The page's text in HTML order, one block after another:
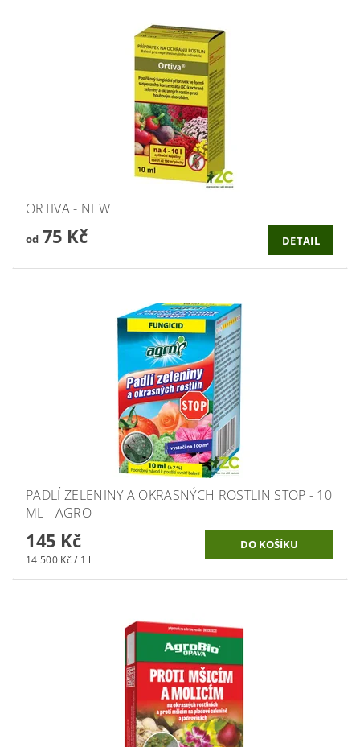
ORTIVA - NEW
od75 Kč DETAIL
PADLÍ ZELENINY A OKRASNÝCH ROSTLIN STOP - 10
ML - AGRO
145 Kč
14 500 Kč / 1 l